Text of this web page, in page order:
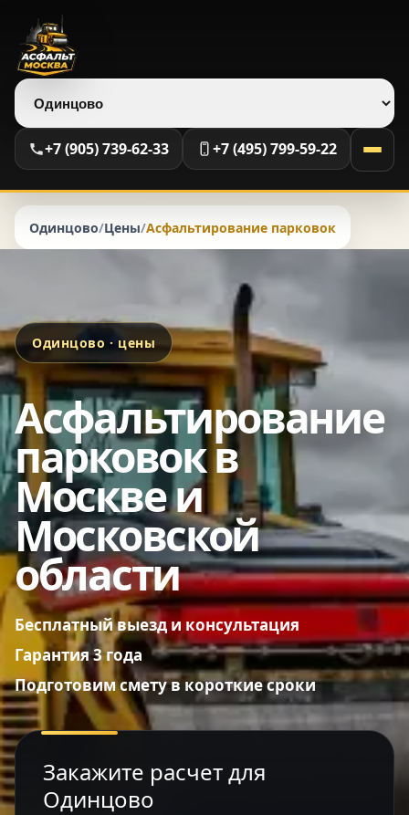
Выберите регион
+7 (905) 739-62-33 +7 (495) 799-59-22
Одинцово/Цены/Асфальтирование парковок
Одинцово · цены
Асфальтирование
парковок в
Москве и
Московской
области
Бесплатный выезд и консультация
Гарантия 3 года
Подготовим смету в короткие сроки
Закажите расчет для
Одинцово